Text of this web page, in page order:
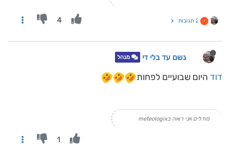
י 2 תגובות 4
גשם עד בלי די מנהל
דוד היום שבועיים לפחות
מודלים אני רואה בmeteologix
1